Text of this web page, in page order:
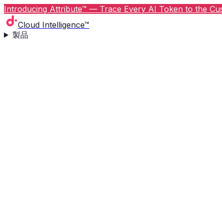
Introducing Attribute™ — Trace Every AI Token to the
Cloud Intelligence™
製品